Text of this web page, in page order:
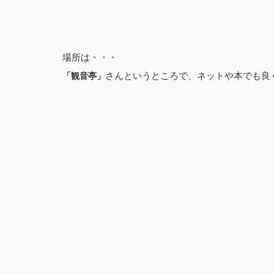
場所は・・・
「観音亭」 さんというところで、ネットや本でも良